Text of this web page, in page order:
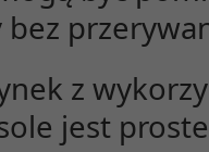
z
jest